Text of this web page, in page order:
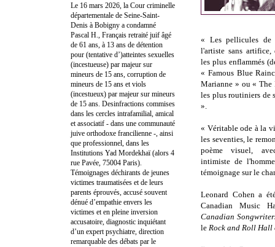
« Les pellicules de
l'artiste sans artifice,
les plus enflammés
« Famous Blue
Marianne » ou « The
les plus routiniers de
».
« Véritable ode à la
les seventies, le
poème visuel,
intimiste de
témoignage sur le
Leonard Cohen a
Canadian Music
Canadian
le Rock and Roll Hall
Le 16 mars 2026, la Cour criminelle
départementale de Seine-Saint-
Denis à Bobigny a condamné
Pascal H., Français retraité juif âgé
de 61 ans, à 13 ans de détention
pour (tentative d’)atteintes sexuelles
(incestueuse) par majeur sur
mineurs de 15 ans, corruption de
mineurs de 15 ans et viols
(incestueux) par majeur sur mineurs
de 15 ans. Desinfractions commises
dans les cercles intrafamilial, amical
et associatif - dans une communauté
juive orthodoxe francilienne -, ainsi
que professionnel, dans les
Institutions Yad Mordekhaï (alors 4
rue Pavée, 75004 Paris).
Témoignages déchirants de jeunes
victimes traumatisées et de leurs
parents éprouvés, accusé souvent
dénué d’empathie envers les
victimes et en pleine inversion
accusatoire, diagnostic inquiétant
d’un expert psychiatre, direction
remarquable des débats par le